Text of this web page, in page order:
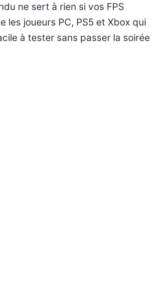
ne sert à rien si vos FPS
les joueurs PC, PS5 et Xbox qui
à tester sans passer la soirée